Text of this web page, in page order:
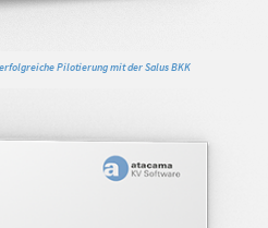
Pilotierung mit der Salus BKK